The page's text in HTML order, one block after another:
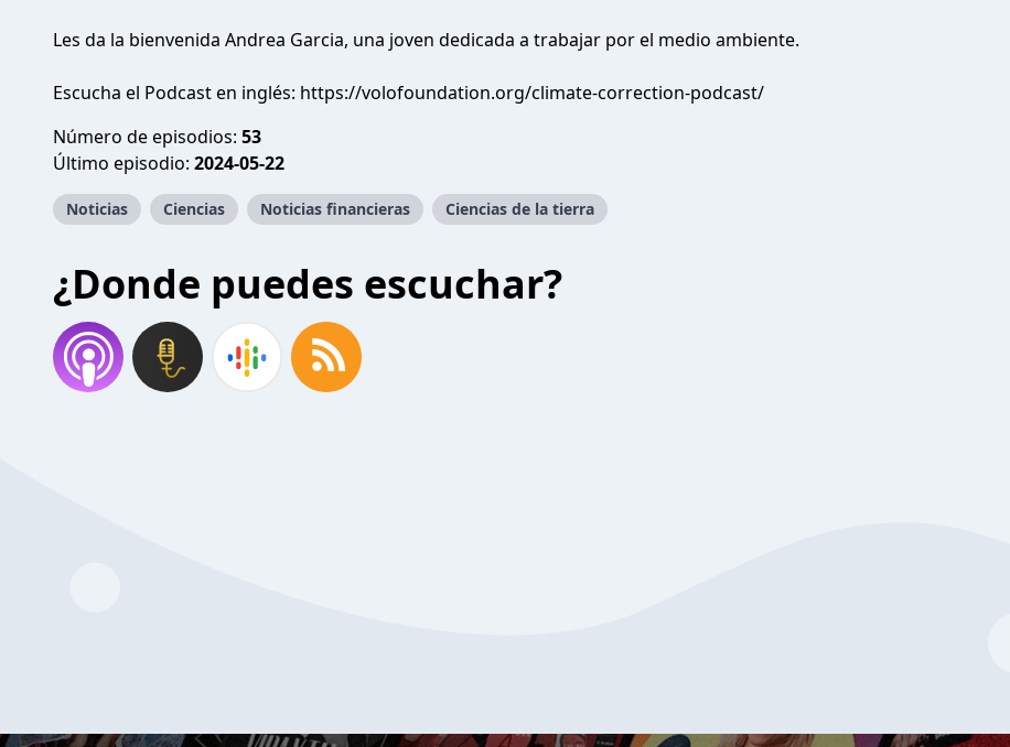
Les da la bienvenida Andrea Garcia, una joven dedicada a trabajar por el medio ambiente.
Escucha el Podcast en inglés: https://volofoundation.org/climate-correction-podcast/
Número de episodios: 53
Último episodio: 2024-05-22
Noticias Ciencias Noticias financieras Ciencias de la tierra
¿Donde puedes escuchar?